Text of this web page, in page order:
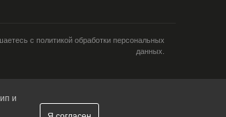
с политикой обработки персональных
данных.
и